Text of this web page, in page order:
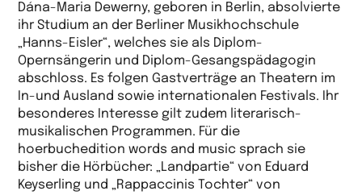
Dána-Maria Dewerny, geboren in Berlin, absolvierte
ihr Studium an der Berliner Musikhochschule
„Hanns-Eisler“, welches sie als Diplom-
Opernsängerin und Diplom-Gesangspädagogin
abschloss. Es folgen Gastverträge an Theatern im
In-und Ausland sowie internationalen Festivals. Ihr
besonderes Interesse gilt zudem literarisch-
musikalischen Programmen. Für die
hoerbuchedition words and music sprach sie
bisher die Hörbücher: „Landpartie“ von Eduard
Keyserling und „Rappaccinis Tochter“ von